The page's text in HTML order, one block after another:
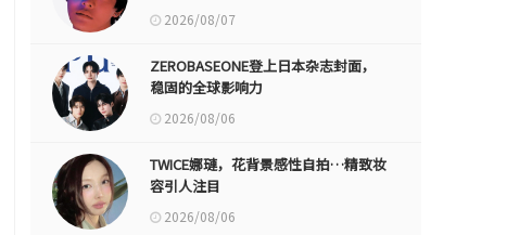
2026/08/07
ZEROBASEONE登上日本杂志封面，
稳固的全球影响力
2026/08/06
TWICE娜璉，花背景感性自拍…精致妆
容引人注目
2026/08/06